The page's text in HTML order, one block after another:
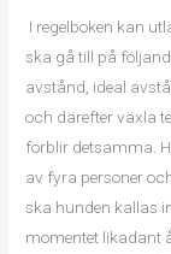
I regelboken kan
ska gå till på
avstånd, ideal
och därefter växla
förblir detsamma.
av fyra personer
ska hunden kallas
momentet likadant